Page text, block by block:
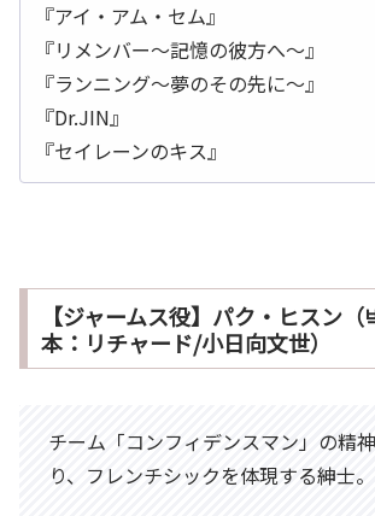
『アイ・アム・セム』
『リメンバー～記憶の彼方へ～』
『ランニング～夢のその先に～』
『Dr.JIN』
『セイレーンのキス』
【ジャームス役】パク・ヒスン
本：リチャード/小日向文世）
チーム「コンフィデンスマン」の精
り、フレンチシックを体現する紳士。